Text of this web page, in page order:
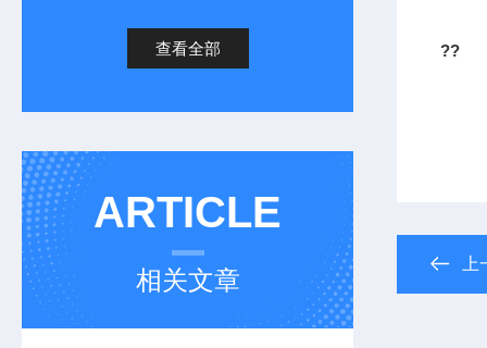
查看全部
ARTICLE
相关文章
??